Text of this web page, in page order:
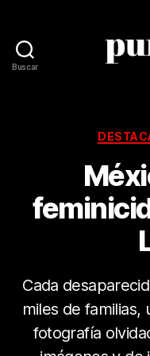
Buscar
Cada
miles de familias,
fotografía